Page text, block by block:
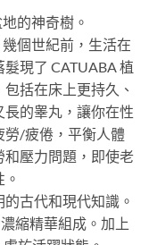
的神奇樹。
個世紀前，生活在
現了 CATUABA 植
括在床上更持久、
的睾丸，讓你在性
勞/疲倦，平衡人體
壓力問題，即使老
古代和現代知識。
縮精華組成。加上